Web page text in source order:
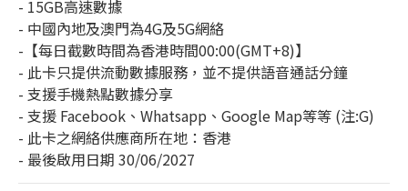
- 15GB高速數據
- 中國內地及澳門為4G及5G網絡
-【每日截數時間為香港時間00:00(GMT+8)】
- 此卡只提供流動數據服務，並不提供語音通話分鐘
- 支援手機熱點數據分享
- 支援 Facebook、Whatsapp、Google Map等等 (注:G)
- 此卡之網絡供應商所在地：香港
- 最後啟用日期 30/06/2027